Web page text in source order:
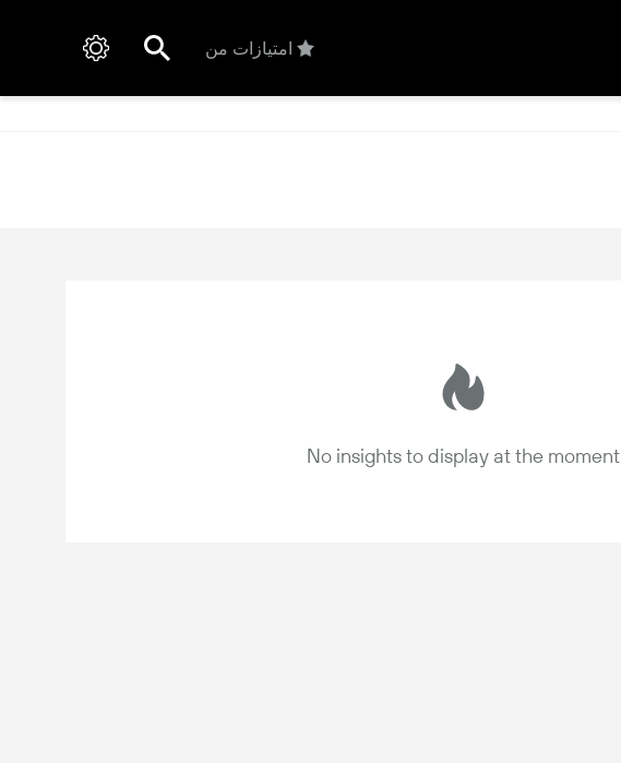
امتیازات من
No insights to display at the moment